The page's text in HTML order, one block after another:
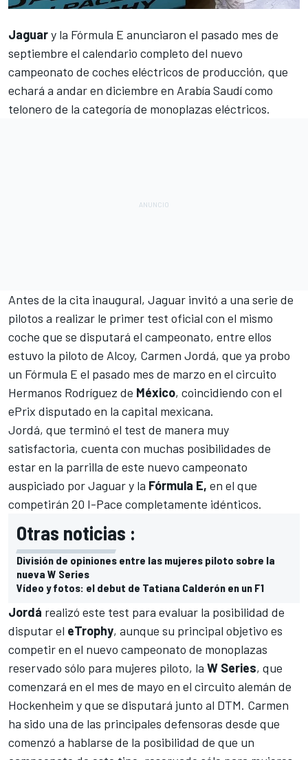
Jaguary la Fórmula E anunciaron el pasado mes de
septiembre el calendario completo del nuevo
campeonato de coches eléctricos de producción, que
echará a andar en diciembre en Arabía Saudí como
telonero de la categoría de monoplazas eléctricos.
Antes de la cita inaugural, Jaguar invitó a una serie de
pilotos a realizar le primer test oficial con el mismo
coche que se disputará el campeonato, entre ellos
estuvo la piloto de Alcoy, Carmen Jordá, que ya probo
un Fórmula E el pasado mes de marzo en el circuito
Hermanos Rodríguez de México, coincidiendo con el
ePrix disputado en la capital mexicana.
Jordá, que terminó el test de manera muy
satisfactoria, cuenta con muchas posibilidades de
estar en la parrilla de este nuevo campeonato
auspiciado por Jaguar y la Fórmula E, en el que
competirán 20 I-Pace completamente idénticos.
Otras noticias :
División de opiniones entre las mujeres piloto sobre la
nueva W Series
Vídeo y fotos: el debut de Tatiana Calderón en un F1
Jordá realizó este test para evaluar la posibilidad de
disputar el eTrophy, aunque su principal objetivo es
competir en el nuevo campeonato de monoplazas
reservado sólo para mujeres piloto, la W Series, que
comenzará en el mes de mayo en el circuito alemán de
Hockenheim y que se disputará junto al DTM. Carmen
ha sido una de las principales defensoras desde que
comenzó a hablarse de la posibilidad de que un